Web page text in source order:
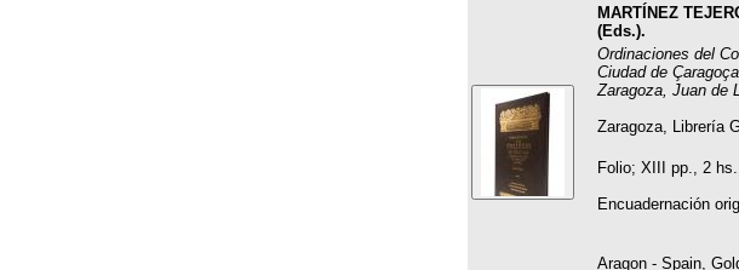
MARTÍNEZ
(Eds.).
Ordinaciones del
Ciudad de
Zaragoza, Juan de
Zaragoza, Librería
Folio; XIII pp., 2
Encuadernación
Aragon - Spain,